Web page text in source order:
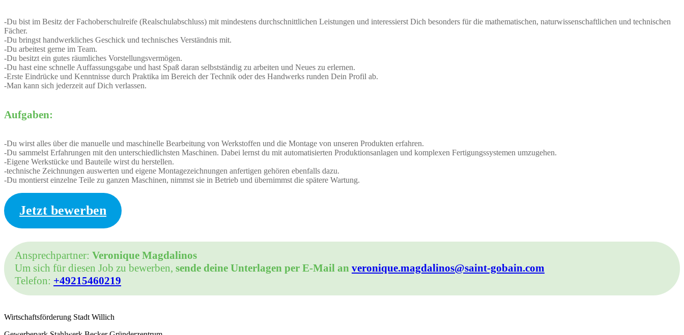
-Du bist im Besitz der Fachoberschulreife (Realschulabschluss) mit mindestens durchschnittlichen Leistungen und interessierst Dich besonders für die mathematischen, naturwissenschaftlichen und technischen
Fächer.
-Du bringst handwerkliches Geschick und technisches Verständnis mit.
-Du arbeitest gerne im Team.
-Du besitzt ein gutes räumliches Vorstellungsvermögen.
-Du hast eine schnelle Auffassungsgabe und hast Spaß daran selbstständig zu arbeiten und Neues zu erlernen.
-Erste Eindrücke und Kenntnisse durch Praktika im Bereich der Technik oder des Handwerks runden Dein Profil ab.
-Man kann sich jederzeit auf Dich verlassen.
Aufgaben:
-Du wirst alles über die manuelle und maschinelle Bearbeitung von Werkstoffen und die Montage von unseren Produkten erfahren.
-Du sammelst Erfahrungen mit den unterschiedlichsten Maschinen. Dabei lernst du mit automatisierten Produktionsanlagen und komplexen Fertigungssystemen umzugehen.
-Eigene Werkstücke und Bauteile wirst du herstellen.
-technische Zeichnungen auswerten und eigene Montagezeichnungen anfertigen gehören ebenfalls dazu.
-Du montierst einzelne Teile zu ganzen Maschinen, nimmst sie in Betrieb und übernimmst die spätere Wartung.
Jetzt bewerben
Ansprechpartner: Veronique Magdalinos
Um sich für diesen Job zu bewerben, sende deine Unterlagen per E-Mail an veronique.magdalinos@saint-gobain.com
Telefon: +49215460219
Wirtschaftsförderung Stadt Willich